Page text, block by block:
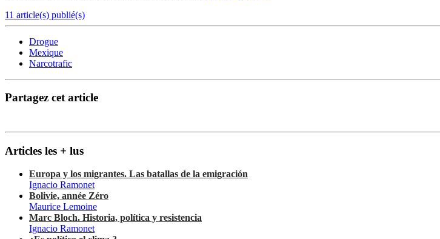
11 article(s) publié(s)
Drogue
Mexique
Narcotrafic
Partagez cet article
Articles les + lus
Europa y los migrantes. Las batallas de la emigración
Ignacio Ramonet
Bolivie, année Zéro
Maurice Lemoine
Marc Bloch. Historia, política y resistencia
Ignacio Ramonet